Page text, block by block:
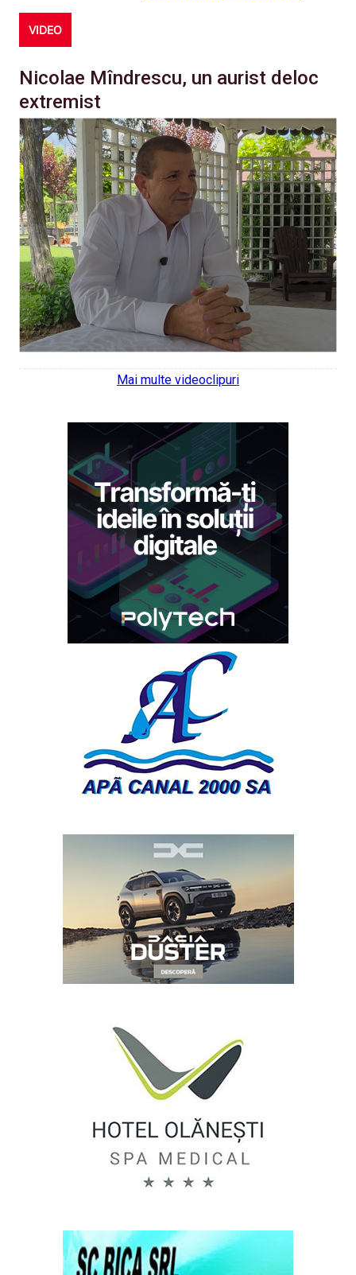
VIDEO
Nicolae Mîndrescu, un aurist deloc
extremist
Mai multe videoclipuri